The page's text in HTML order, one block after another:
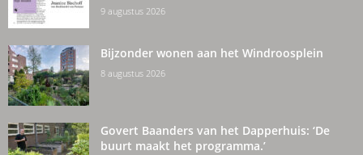
9 augustus 2026
Bijzonder wonen aan het Windroosplein
8 augustus 2026
Govert Baanders van het Dapperhuis: ‘De
buurt maakt het programma.’